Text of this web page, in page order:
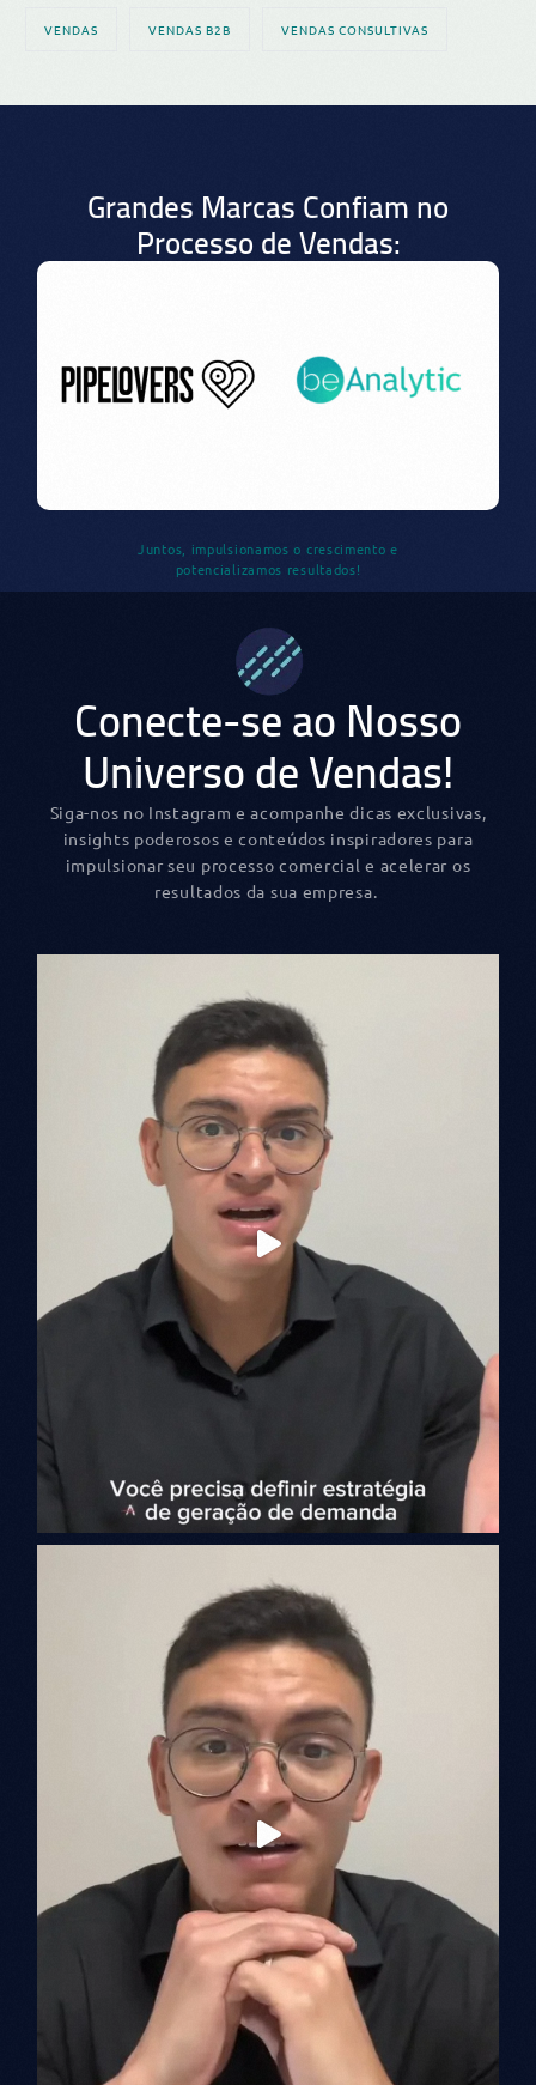
VENDAS VENDAS B2B VENDAS CONSULTIVAS
Grandes Marcas Confiam no
Processo de Vendas:
Juntos, impulsionamos o crescimento e
potencializamos resultados!
Conecte-se ao Nosso
Universo de Vendas!
Siga-nos no Instagram e acompanhe dicas exclusivas,
insights poderosos e conteúdos inspiradores para
impulsionar seu processo comercial e acelerar os
resultados da sua empresa.